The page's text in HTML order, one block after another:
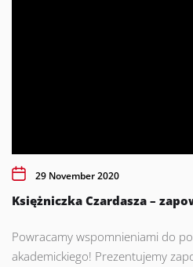
29 November 2020
Księżniczka Czardasza –
Powracamy wspomnieniami do
akademickiego! Prezentujemy